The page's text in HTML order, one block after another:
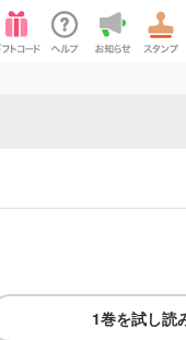
1巻を試し読